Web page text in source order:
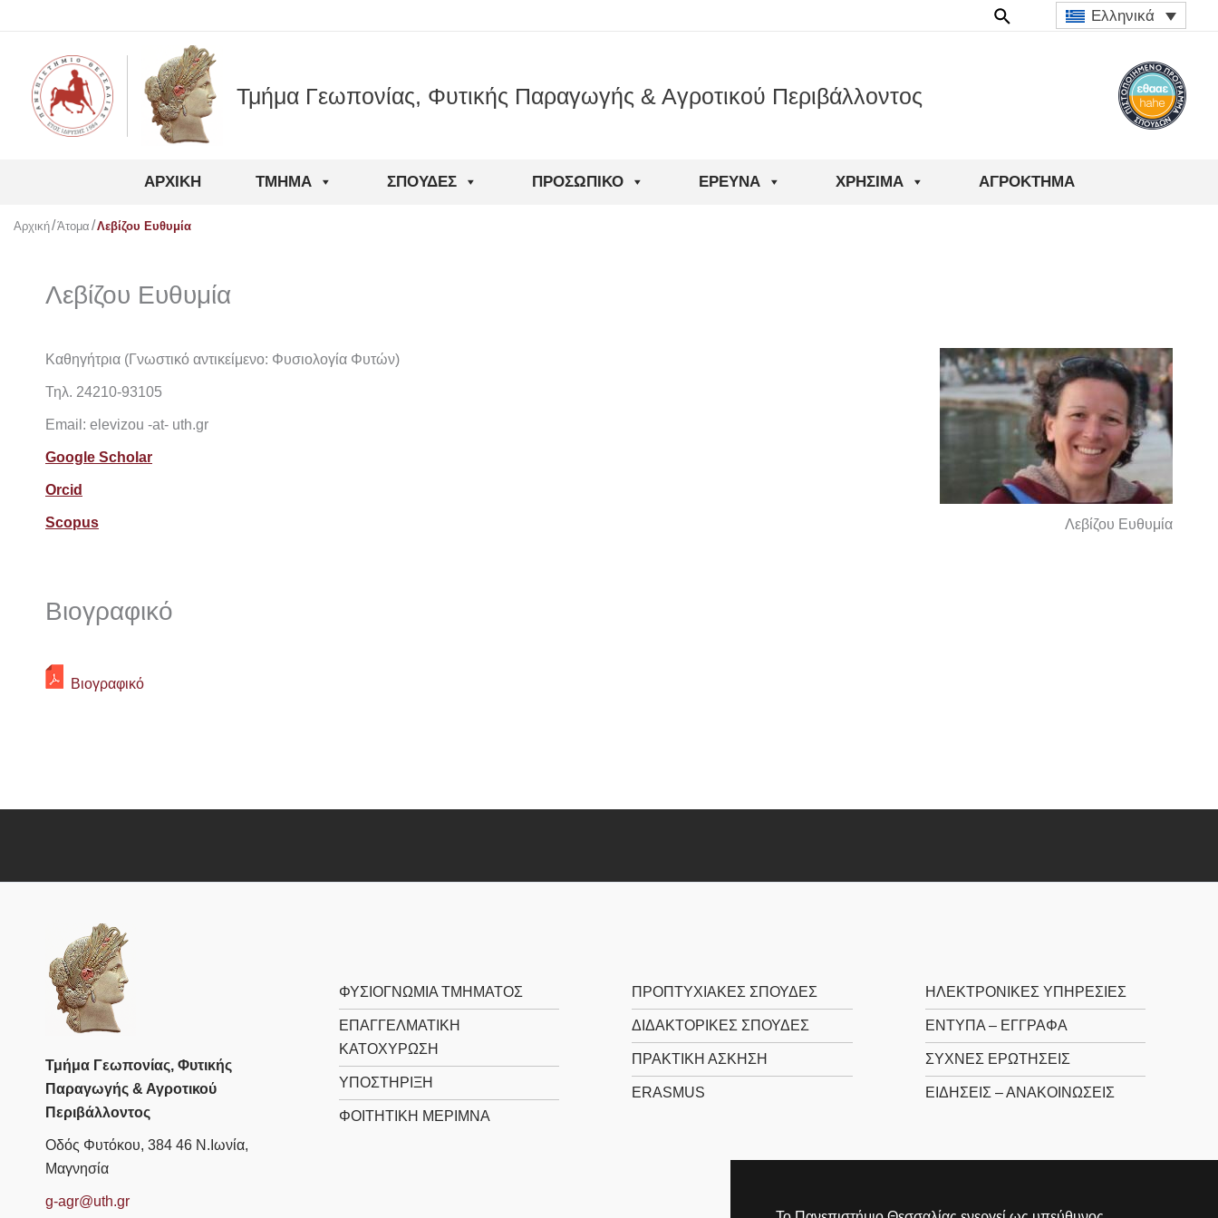
περιεχόμενο
Ελληνικά
Τμήμα Γεωπονίας, Φυτικής Παραγωγής & Αγροτικού Περιβάλλοντος
ΑΡΧΙΚΉ ΤΜΉΜΑ ΣΠΟΥΔΈΣ ΠΡΟΣΩΠΙΚΌ ΈΡΕΥΝΑ ΧΡΉΣΙΜΑ ΑΓΡΟΚΤΗΜΑ
Αρχική Άτομα Λεβίζου Ευθυμία
Λεβίζου Ευθυμία
Λεβίζου Ευθυμία
Καθηγήτρια (Γνωστικό αντικείμενο: Φυσιολογία Φυτών)
Τηλ. 24210-93105
Email: elevizou -at- uth.gr
Google Scholar
Orcid
Scopus
Βιογραφικό
Βιογραφικό
Τμήμα Γεωπονίας, Φυτικής
Παραγωγής & Αγροτικού
Περιβάλλοντος
Οδός Φυτόκου, 384 46 Ν.Ιωνία,
Μαγνησία
g-agr@uth.gr
ΦΥΣΙΟΓΝΩΜΙΑ ΤΜΗΜΑΤΟΣ
ΕΠΑΓΓΕΛΜΑΤΙΚΗ
ΚΑΤΟΧΥΡΩΣΗ
ΥΠΟΣΤΗΡΙΞΗ
ΦΟΙΤΗΤΙΚΗ ΜΕΡΙΜΝΑ
ΠΡΟΠΤΥΧΙΑΚΕΣ ΣΠΟΥΔΕΣ
ΔΙΔΑΚΤΟΡΙΚΕΣ ΣΠΟΥΔΕΣ
ΠΡΑΚΤΙΚΗ ΑΣΚΗΣΗ
ERASMUS
ΗΛΕΚΤΡΟΝΙΚΕΣ ΥΠΗΡΕΣΙΕΣ
ΕΝΤΥΠΑ – ΕΓΓΡΑΦΑ
ΣΥΧΝΕΣ ΕΡΩΤΗΣΕΙΣ
ΕΙΔΗΣΕΙΣ – ΑΝΑΚΟΙΝΩΣΕΙΣ